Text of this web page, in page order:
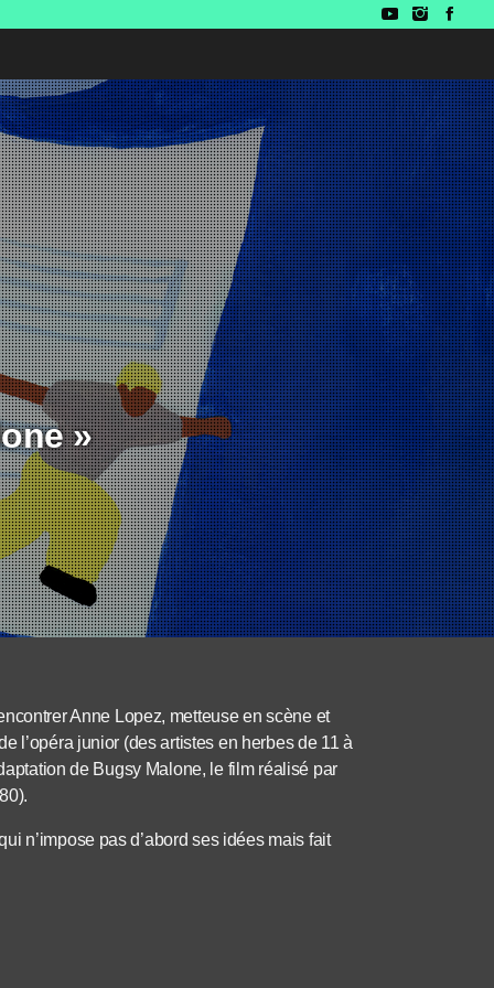
»
Anne Lopez, metteuse en scène et
l’opéra junior (des artistes en herbes de 11 à
de Bugsy Malone, le film réalisé par
n’impose pas d’abord ses idées mais fait